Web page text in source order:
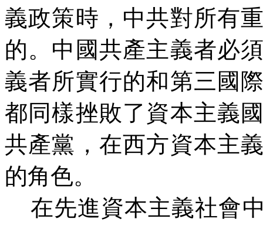
義政策時，中共對所有
的。中國共產主義者必
義者所實行的和第三國
都同樣挫敗了資本主義
共產黨，在西方資本主
的角色。
在先進資本主義社會